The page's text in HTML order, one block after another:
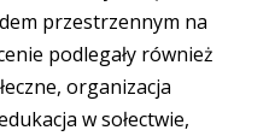
przestrzennym na
podlegały również
organizacja
w sołectwie,